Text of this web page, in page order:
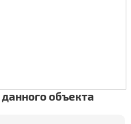
объекта